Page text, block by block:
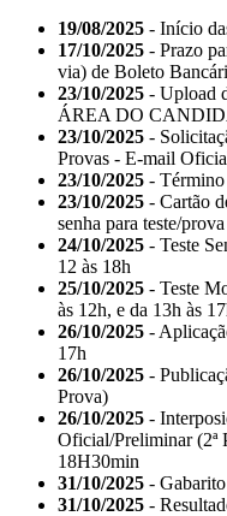
19/08/2025 - Início
17/10/2025 - Prazo
via) de Boleto
23/10/2025 - Upload
ÁREA DO
23/10/2025 -
Provas - E-mail
23/10/2025 - Término
23/10/2025 - Cartão
senha para teste/
24/10/2025 - Teste
12 às 18h
25/10/2025 - Teste
às 12h, e da 13h às
26/10/2025 -
17h
26/10/2025 -
Prova)
26/10/2025 -
Oficial/Preliminar (2ª
18H30min
31/10/2025 -
31/10/2025 -